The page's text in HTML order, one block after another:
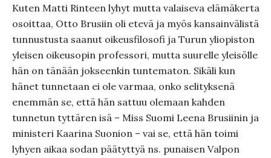
Kuten Matti Rinteen lyhyt mutta valaiseva elämäkerta
osoittaa, Otto Brusiin oli etevä ja myös kansainvälistä
tunnustusta saanut oikeusfilosofi ja Turun yliopiston
yleisen oikeusopin professori, mutta suurelle yleisölle
hän on tänään jokseenkin tuntematon. Sikäli kun
hänet tunnetaan ei ole varmaa, onko selityksenä
enemmän se, että hän sattuu olemaan kahden
tunnetun tyttären isä – Miss Suomi Leena Brusiinin ja
ministeri Kaarina Suonion – vai se, että hän toimi
lyhyen aikaa sodan päätyttyä ns. punaisen Valpon